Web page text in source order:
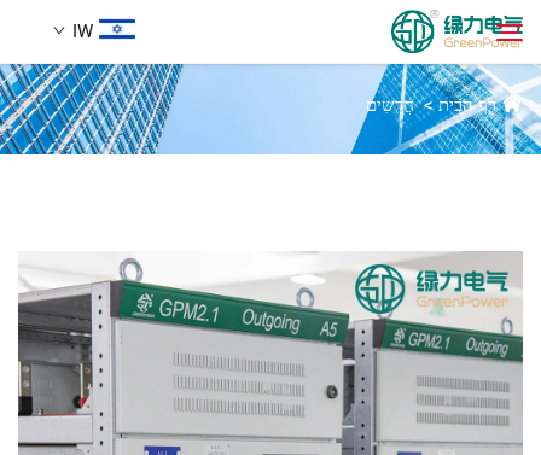
IW
מוצרים
עַל אָמַת
הֲלָכוֹת
הורדה
חדשות
דף הבית>חֲדָשִים